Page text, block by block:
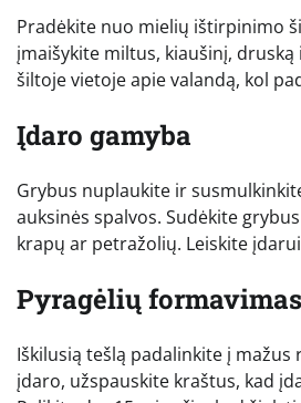
Pradėkite nuo mielių ištirpinimo
įmaišykite miltus, kiaušinį,
šiltoje vietoje apie valandą, kol
Įdaro gamyba
Grybus nuplaukite ir
auksinės spalvos. Sudėkite
krapų ar petražolių. Leiskite
Pyragėlių
Iškilusią tešlą padalinkite į
įdaro, užspauskite kraštus, kad